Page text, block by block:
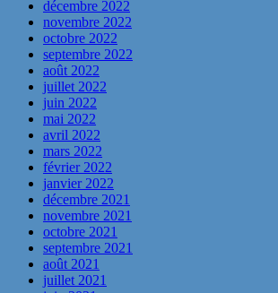
décembre 2022
novembre 2022
octobre 2022
septembre 2022
août 2022
juillet 2022
juin 2022
mai 2022
avril 2022
mars 2022
février 2022
janvier 2022
décembre 2021
novembre 2021
octobre 2021
septembre 2021
août 2021
juillet 2021